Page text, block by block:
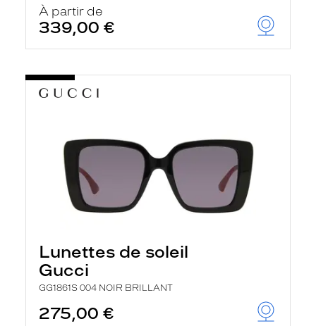
À partir de
339,00 €
Lunettes de soleil
Gucci
GG1861S 004 NOIR BRILLANT
275,00 €